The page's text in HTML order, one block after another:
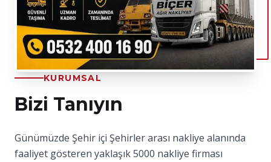
KURUMSAL
Bizi Tanıyın
Günümüzde Şehir içi Şehirler arası nakliye alanında
faaliyet gösteren yaklaşık 5000 nakliye firması